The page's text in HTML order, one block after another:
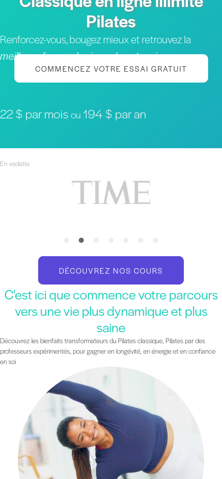
Pilates
Renforcez-vous, bougez mieux et retrouvez la
meilleure forme physique de votre vie
COMMENCEZ VOTRE ESSAI GRATUIT
22 $ par moisou 194 $ par an
En vedette
DÉCOUVREZ NOS COURS
C'est ici que commence votre parcours
vers une vie plus dynamique et plus
saine
Découvrez les bienfaits transformateurs du Pilates classique, Pilates par des
professeurs expérimentés, pour gagner en longévité, en énergie et en confiance
en soi